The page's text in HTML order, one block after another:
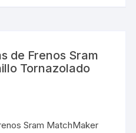
de Frenos Sram
Tornazolado
Sram MatchMaker